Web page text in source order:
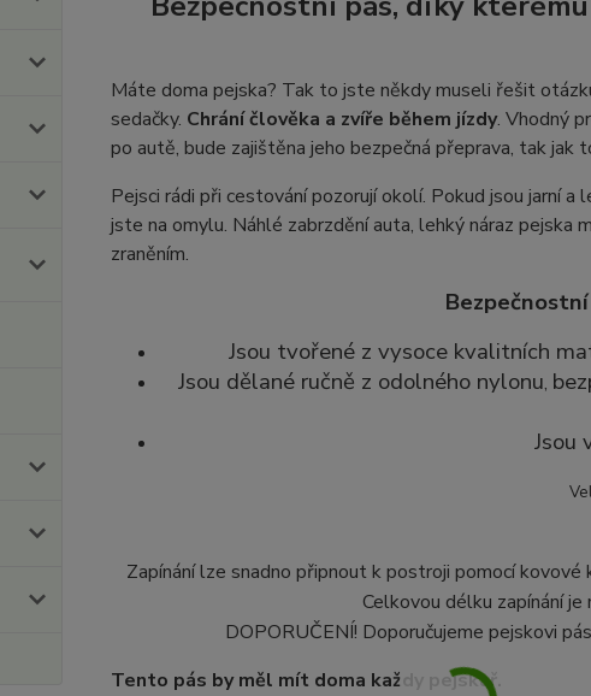
Máte doma pejska? Tak to jste někdy museli řešit
sedačky. Chrání člověka a zvíře během jízdy. Vhodný
po autě, bude zajištěna jeho bezpečná přeprava, tak
Pejsci rádi při cestování pozorují okolí. Pokud jsou jarní
jste na omylu. Náhlé zabrzdění auta, lehký náraz
zraněním.
Jsou tvořené z vysoce kvalitních
Jsou dělané ručně z odolného nylonu,
Jsou
Zapínání lze snadno připnout k postroji pomocí
Celkovou délku zapínání
DOPORUČENÍ! Doporučujeme pejskovi
Tento pás by měl mít doma každy pejskař.